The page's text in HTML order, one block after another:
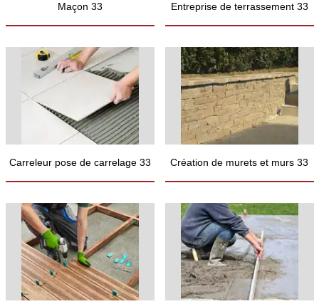
Maçon 33 Entreprise de terrassement 33
Carreleur pose de carrelage 33 Création de murets et murs 33